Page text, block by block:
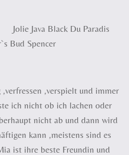
Du Paradis
Bud Spencer
,verspielt und immer
ich nicht ob ich lachen oder
nicht ab und dann wird
kann ,meistens sind es
ist ihre beste Freundin und